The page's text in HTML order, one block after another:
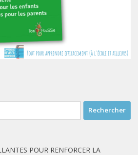
POUR RENFORCER LA